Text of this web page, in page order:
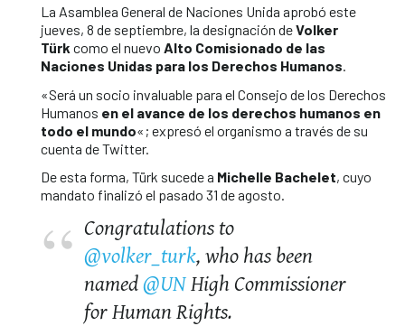
La Asamblea General de Naciones Unida aprobó este
jueves, 8 de septiembre, la designación deVolker
Türk como el nuevo Alto Comisionado de las
Naciones Unidas para los Derechos Humanos.
«Será un socio invaluable para el Consejo de los Derechos
Humanos en el avance de los derechos humanos en
todo el mundo«; expresó el organismo a través de su
cuenta de Twitter.
De esta forma, Türk sucede a Michelle Bachelet, cuyo
mandato finalizó el pasado 31 de agosto.
Congratulations to
@volker_turk, who has been
named@UNHigh Commissioner
for Human Rights.